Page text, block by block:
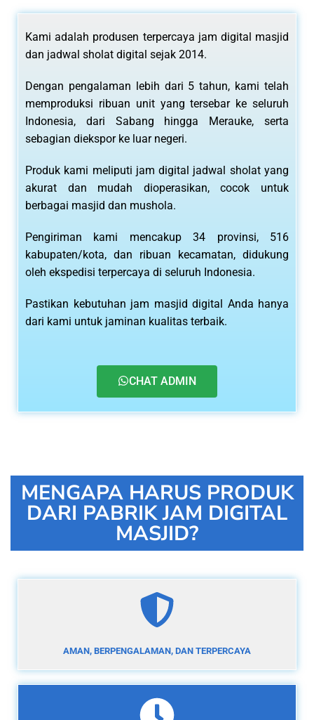
Kami adalah produsen terpercaya jam digital masjid
dan jadwal sholat digital sejak 2014.
Dengan pengalaman lebih dari 5 tahun, kami telah
memproduksi ribuan unit yang tersebar ke seluruh
Indonesia, dari Sabang hingga Merauke, serta
sebagian diekspor ke luar negeri.
Produk kami meliputi jam digital jadwal sholat yang
akurat dan mudah dioperasikan, cocok untuk
berbagai masjid dan mushola.
Pengiriman kami mencakup 34 provinsi, 516
kabupaten/kota, dan ribuan kecamatan, didukung
oleh ekspedisi terpercaya di seluruh Indonesia.
Pastikan kebutuhan jam masjid digital Anda hanya
dari kami untuk jaminan kualitas terbaik.
CHAT ADMIN
MENGAPA HARUS PRODUK
DARI PABRIK JAM DIGITAL
MASJID?
AMAN, BERPENGALAMAN, DAN TERPERCAYA